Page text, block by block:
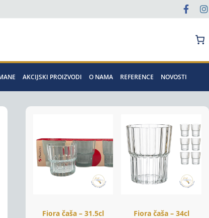
AKCIJSKI PROIZVODI O NAMA REFERENCE NOVOSTI
Fiora čaša – 31.5cl
Fiora čaša – 34cl